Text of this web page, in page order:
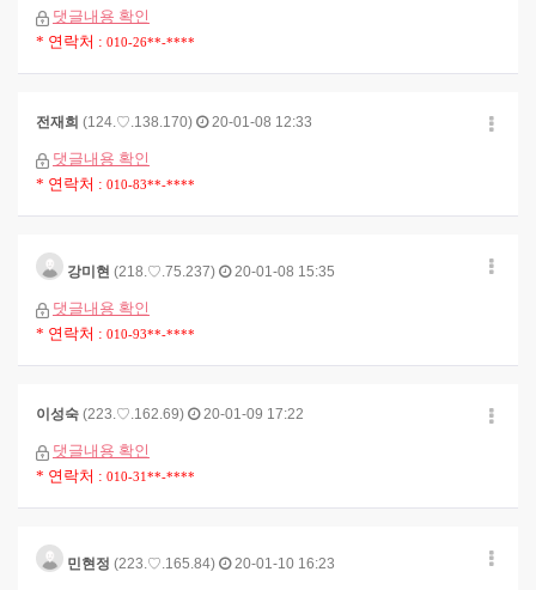
댓글내용 확인
* 연락처 : 010-26**-****
전재희 (124.♡.138.170) 20-01-08 12:33
댓글내용 확인
* 연락처 : 010-83**-****
강미현 (218.♡.75.237) 20-01-08 15:35
댓글내용 확인
* 연락처 : 010-93**-****
이성숙 (223.♡.162.69) 20-01-09 17:22
댓글내용 확인
* 연락처 : 010-31**-****
민현정 (223.♡.165.84) 20-01-10 16:23